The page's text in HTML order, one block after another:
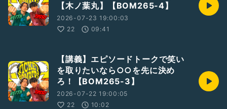
【木ノ葉丸】【BOM265-4】
2026-07-23 19:00:03
22
09:41
【講義】エピソードトークで笑い
を取りたいなら○○を先に決め
ろ！【BOM265-3】
2026-07-22 19:00:05
22
10:02